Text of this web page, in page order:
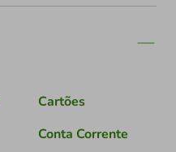
Cartões
Conta Corrente